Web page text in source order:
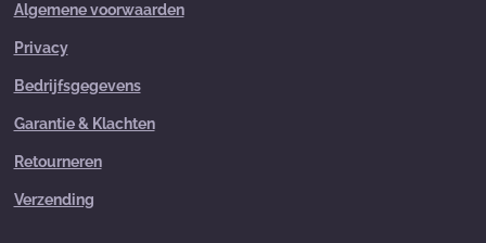
Algemene voorwaarden
Privacy
Bedrijfsgegevens
Garantie & Klachten
Retourneren
Verzending